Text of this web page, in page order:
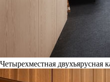
Четырехместная двухъярусная